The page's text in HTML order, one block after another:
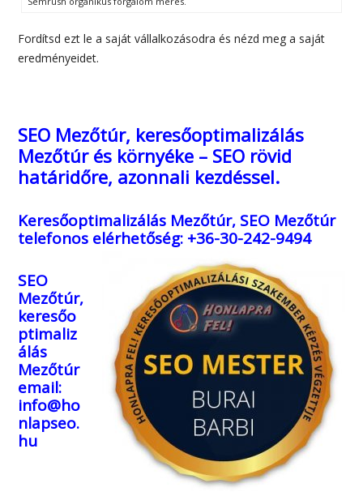
Fordítsd ezt le a saját vállalkozásodra és nézd meg a saját
eredményeidet.
SEO Mezőtúr, keresőoptimalizálás
Mezőtúr és környéke – SEO rövid
határidőre, azonnali kezdéssel.
Keresőoptimalizálás Mezőtúr, SEO Mezőtúr
telefonos elérhetőség: +36-30-242-9494
SEO
Mezőtúr,
keresőo
ptimaliz
álás
Mezőtúr
email:
info@ho
nlapseo.
hu